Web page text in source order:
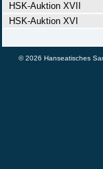
HSK-Auktion XVII
HSK-Auktion XVI
© 2026 Hanseatisches